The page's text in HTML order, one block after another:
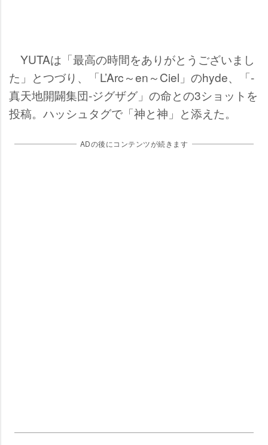
YUTAは「最高の時間をありがとうございまし
た」とつづり、「L’Arc～en～Ciel」のhyde、「-
真天地開闢集団-ジグザグ」の命との3ショットを
投稿。ハッシュタグで「神と神」と添えた。
ADの後にコンテンツが続きます